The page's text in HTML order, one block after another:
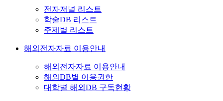
전자저널 리스트
학술DB 리스트
주제별 리스트
해외전자자료 이용안내
해외전자자료 이용안내
해외DB별 이용권한
대학별 해외DB 구독현황